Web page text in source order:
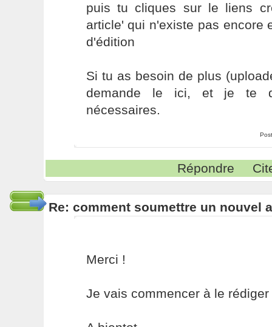
puis tu cliques sur le liens
article' qui n'existe pas encore
d'édition
Si tu as besoin de plus
demande le ici, et je te
nécessaires.
Répondre
Re: comment soumettre un nouvel
Merci !
Je vais commencer à le